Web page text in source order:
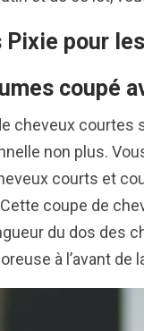
pour
coupé
cheveux courtes
non plus.
courts et
coupe de
du dos des
à l’avant de